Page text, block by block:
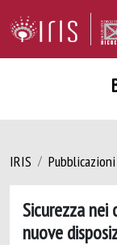
IRIS Pubblicazioni
Sicurezza
nuove